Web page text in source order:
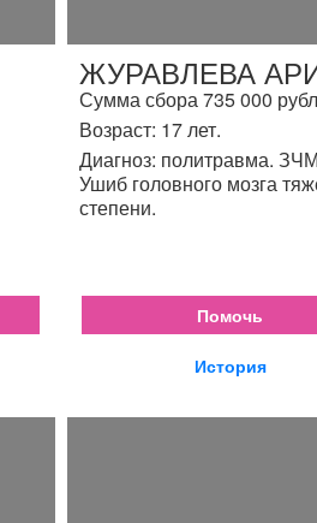
ЖУРАВЛЕВА
Сумма сбора 735 000
Возраст: 17 лет.
Диагноз: политравма.
Ушиб головного мозга
степени.
Помочь
История